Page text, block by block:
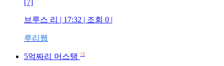
[7]
브루스 리 | 17:32 | 조회 0 |
루리웹
5억짜리 머스탱 +3